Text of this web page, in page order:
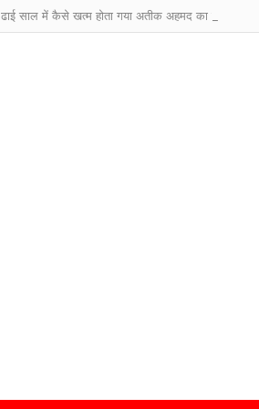
ढाई साल में कैसे खत्म होता गया अतीक अहमद का कुनबा,